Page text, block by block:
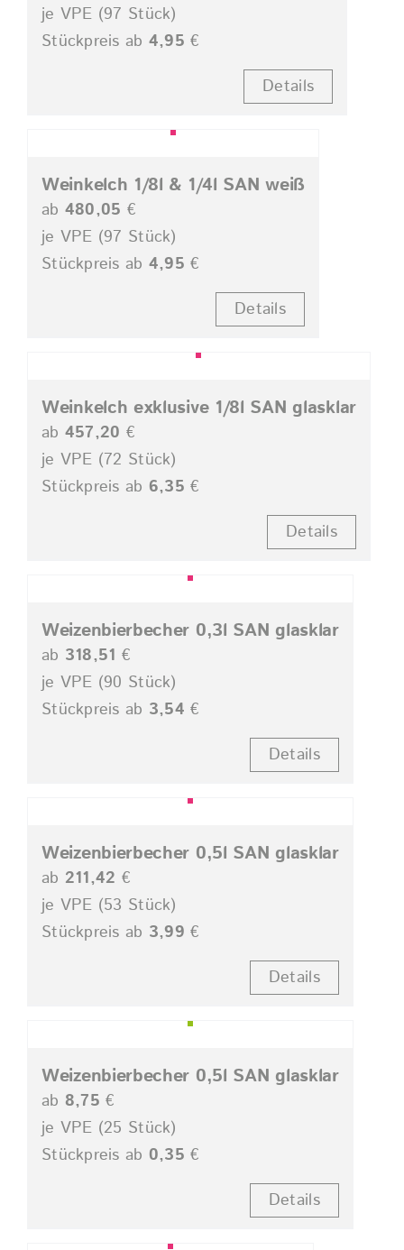
je VPE (97 Stück)
Stückpreis ab 4,95 €
Details
Weinkelch 1/8l & 1/4l SAN weiß
ab 480,05 €
je VPE (97 Stück)
Stückpreis ab 4,95 €
Details
Weinkelch exklusive 1/8l SAN glasklar
ab 457,20 €
je VPE (72 Stück)
Stückpreis ab 6,35 €
Details
Weizenbierbecher 0,3l SAN glasklar
ab 318,51 €
je VPE (90 Stück)
Stückpreis ab 3,54 €
Details
Weizenbierbecher 0,5l SAN glasklar
ab 211,42 €
je VPE (53 Stück)
Stückpreis ab 3,99 €
Details
Weizenbierbecher 0,5l SAN glasklar
ab 8,75 €
je VPE (25 Stück)
Stückpreis ab 0,35 €
Details